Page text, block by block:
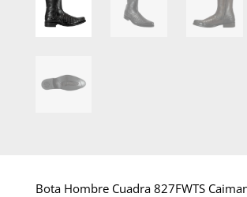
Bota Hombre Cuadra 827FWTS